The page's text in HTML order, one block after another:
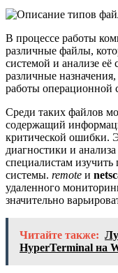
В процессе работы
различные файлы,
системой и анализе
различные
работы операционной
Среди таких файлов
содержащий
критической ошибки.
диагностики и
специалистам
системы. remote и
удаленного
значительно
Читайте также:
HyperTerminal на